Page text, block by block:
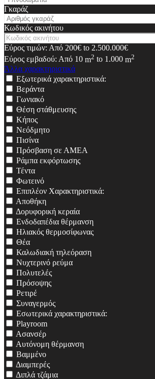
Γκαράζ
Κωδικός ακινήτου
Εύρος τιμών: Από 200€ to 2.500.000€
Εύρος εμβαδού: Από 10 m2 to 1.000 m2
Άλλα χαρακτηριστικά
Εξωτερικά χαρακτηριστικά:
Βεράντα
Γωνιακό
Θέση στάθμευσης
Κήπος
Νεόδμητο
Πισίνα
Πρόσβαση σε ΑΜΕΑ
Ράμπα εκφόρτωσης
Τέντα
Φωτεινό
Επιπλέον Χαρακτηριστικά:
Αποθήκη
Δορυφορική κεραία
Ενδοδαπέδια θέρμανση
Ηλιακός θερμοσίφωνας
Θέα
Καλωδιακή τηλεόραση
Νυχτερινό ρεύμα
Πολυτελές
Πρόσοψης
Ρετιρέ
Συναγερμός
Εσωτερικά χαρακτηριστικά:
Playroom
Ασανσέρ
Αυτόνομη θέρμανση
Βαμμένο
Διαμπερές
Διπλά τζάμια